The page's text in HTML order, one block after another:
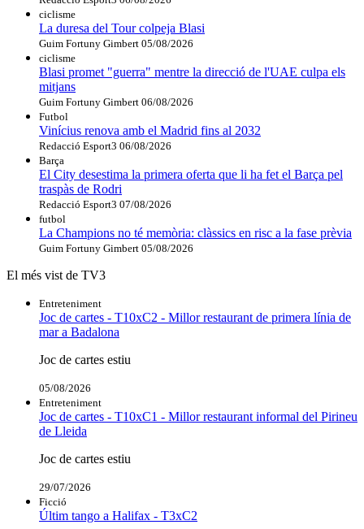
ciclisme
La duresa del Tour colpeja Blasi
Guim Fortuny Gimbert 05/08/2026
ciclisme
Blasi promet "guerra" mentre la direcció de l'UAE culpa els
mitjans
Guim Fortuny Gimbert 06/08/2026
Futbol
Vinícius renova amb el Madrid fins al 2032
Redacció Esport3 06/08/2026
Barça
El City desestima la primera oferta que li ha fet el Barça pel
traspàs de Rodri
Redacció Esport3 07/08/2026
futbol
La Champions no té memòria: clàssics en risc a la fase prèvia
Guim Fortuny Gimbert 05/08/2026
El més vist de TV3
Entreteniment
Joc de cartes - T10xC2 - Millor restaurant de primera línia de
mar a Badalona
Joc de cartes estiu
05/08/2026
Entreteniment
Joc de cartes - T10xC1 - Millor restaurant informal del Pirineu
de Lleida
Joc de cartes estiu
29/07/2026
Ficció
Últim tango a Halifax - T3xC2